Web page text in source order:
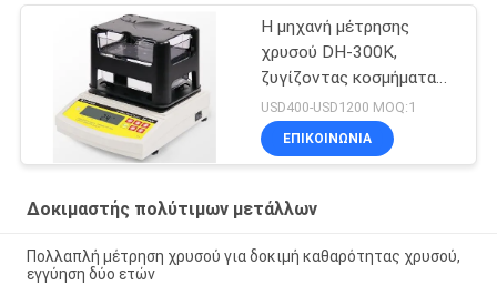
Η μηχανή μέτρησης
χρυσού DH-300K,
ζυγίζοντας κοσμήματα
ζυγίζοντας ζυγαριά
Χρυσός δοκιμαστής
ανιχνευτής καθαρότητας
USD400-USD1200 MOQ:1
ΕΠΙΚΟΙΝΩΝΊΑ
Δοκιμαστής πολύτιμων μετάλλων
Πολλαπλή μέτρηση χρυσού για δοκιμή καθαρότητας χρυσού,
εγγύηση δύο ετών